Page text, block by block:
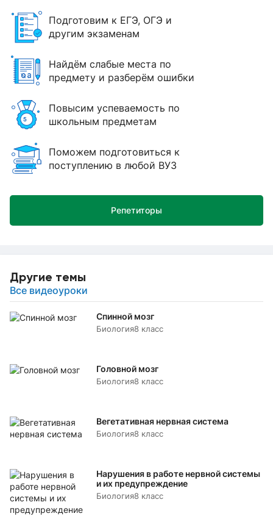
Другие темы
Все видеоуроки
Спинной мозг
Биология8 класс
Головной мозг
Биология8 класс
Вегетативная нервная система
Биология8 класс
Нарушения в работе нервной системы
и их предупреждение
Биология8 класс
Подготовим к ЕГЭ, ОГЭ и
другим экзаменам
Найдём слабые места по
предмету и разберём ошибки
Повысим успеваемость по
школьным предметам
Поможем подготовиться к
поступлению в любой ВУЗ
Репетиторы